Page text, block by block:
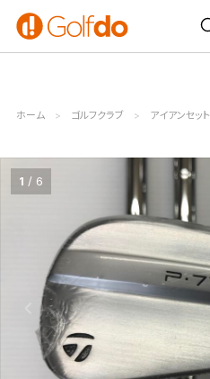
ゴルフ
クラブ
ゴルフ用品
ホーム ゴルフクラブ アイアンセット
1 6